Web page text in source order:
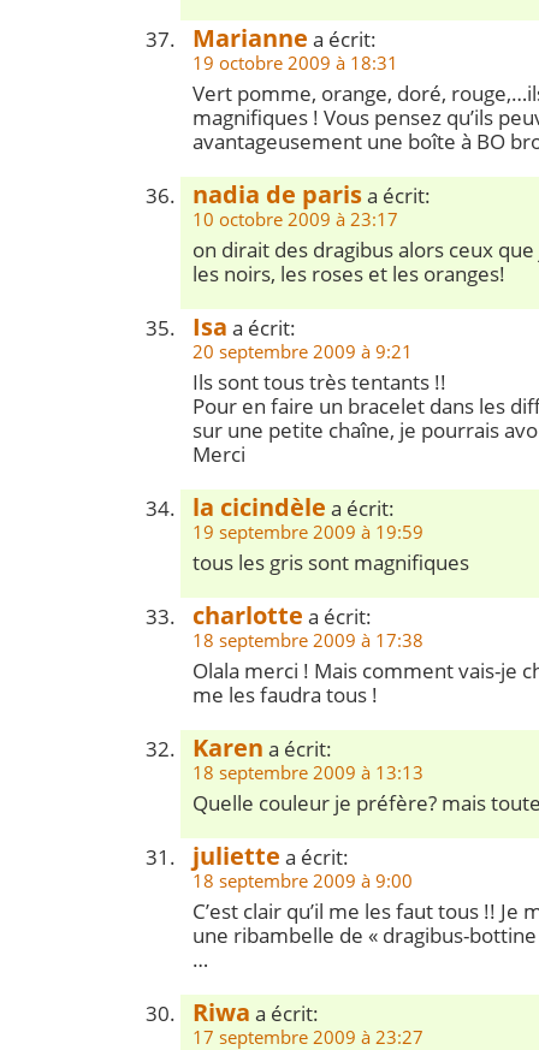
Marianne a écrit:
19 octobre 2009 à 18:31
Vert pomme, orange, doré,
magnifiques ! Vous pensez qu’ils
avantageusement une boîte à BO
nadia de parisa écrit:
10 octobre 2009 à 23:17
on dirait des dragibus alors ceux que
les noirs, les roses et les oranges!
Isa a écrit:
20 septembre 2009 à 9:21
Ils sont tous très tentants !!
Pour en faire un bracelet dans les
sur une petite chaîne, je pourrais
Merci
la cicindèle a écrit:
19 septembre 2009 à 19:59
tous les gris sont magnifiques
charlotte a écrit:
18 septembre 2009 à 17:38
Olala merci ! Mais comment vais-je
me les faudra tous !
Karen a écrit:
18 septembre 2009 à 13:13
Quelle couleur je préfère? mais
juliette a écrit:
18 septembre 2009 à 9:00
C’est clair qu’il me les faut tous !! Je
une ribambelle de « dragibus-
…
Riwa a écrit:
17 septembre 2009 à 23:27